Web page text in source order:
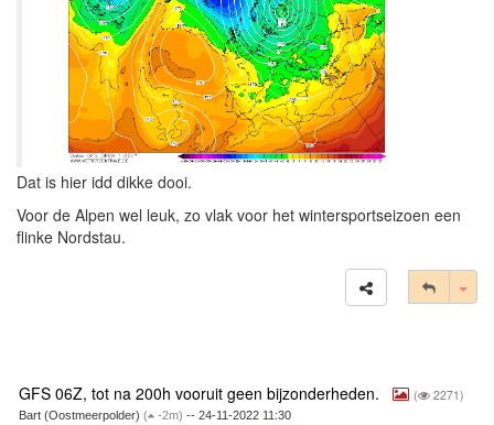
Dat is hier idd dikke dooi.
Voor de Alpen wel leuk, zo vlak voor het wintersportseizoen een
flinke Nordstau.
GFS 06Z, tot na 200h vooruit geen bijzonderheden. ( 2271)
Bart (Oostmeerpolder) ( -2m) -- 24-11-2022 11:30